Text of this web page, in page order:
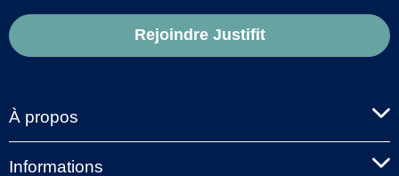
Rejoindre Justifit
À propos
Informations